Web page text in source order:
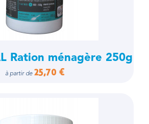
Ration ménagère 250g
à partir de 25,70 €